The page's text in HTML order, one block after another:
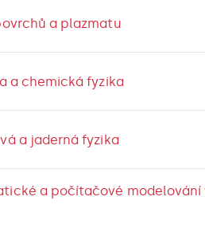
a plazmatu
a chemická fyzika
a jaderná fyzika
a počítačové modelování